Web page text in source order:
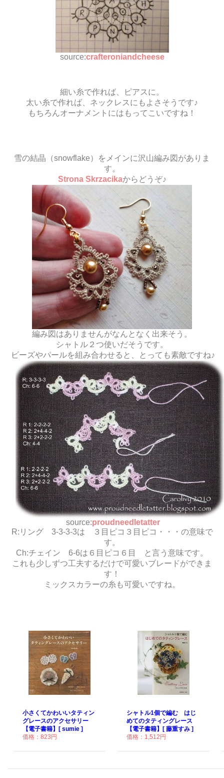
source:crafteroniandcheese
細い糸で作れば、ピアスに。
太い糸で作れば、ネックレスにもよさそうです♪
もちろんオーナメントにはもってこいですね！
雪の結晶（snowflake）をメインに沢山編み図がありま
す。
Strona Skrzacikaからどうぞ♪
編み図はありませんがなんとなく出来そう。
シャトル２つ使いだそうです。
ビーズやパールを組み合わせると、とっても素敵ですね♪
source:proudneedletatter
R:リング 3-3-3-3は ３目ピコ３目ピコ・・・の意味で
す。
Ch:チェイン 6-6は６目ピコ６目 と言う意味です。
これも少しずつ工夫するだけで可愛いブレードができま
す！
ミックスカラーの糸も可愛いですね。
小さくてかわいいタティン
グレースのアクセサリー
【電子書籍】[ sumie ]
価格：823円
シャトル1個で編む はじ
めてのタティングレース
【電子書籍】[ 藤重すみ ]
価格：1,512円